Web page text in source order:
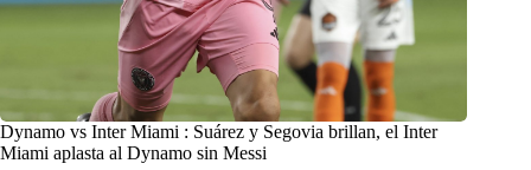
Dynamo vs Inter Miami : Suárez y Segovia brillan, el Inter
Miami aplasta al Dynamo sin Messi